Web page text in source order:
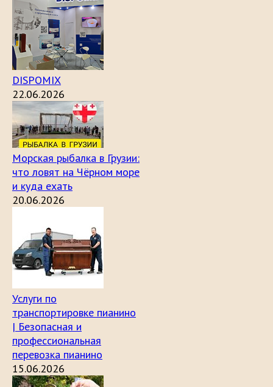
DISPOMIX
22.06.2026
Морская рыбалка в Грузии:
что ловят на Чёрном море
и куда ехать
20.06.2026
Услуги по
транспортировке пианино
| Безопасная и
профессиональная
перевозка пианино
15.06.2026